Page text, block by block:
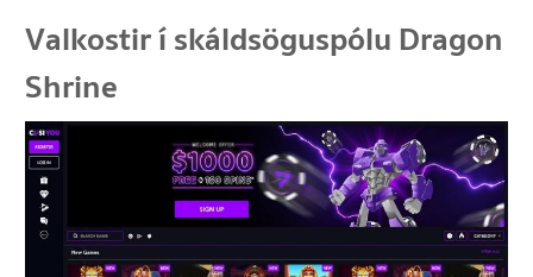
Valkostir í skáldsöguspólu Dragon
Shrine